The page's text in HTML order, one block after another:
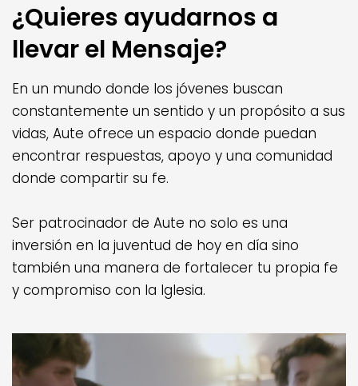
¿Quieres ayudarnos a
llevar el Mensaje?
En un mundo donde los jóvenes buscan
constantemente un sentido y un propósito a sus
vidas, Aute ofrece un espacio donde puedan
encontrar respuestas, apoyo y una comunidad
donde compartir su fe.
Ser patrocinador de Aute no solo es una
inversión en la juventud de hoy en día sino
también una manera de fortalecer tu propia fe
y compromiso con la Iglesia.